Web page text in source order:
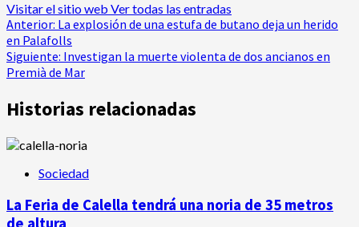
Visitar el sitio web Ver todas las entradas
Navegación
de
entradas
Anterior: La explosión de una estufa de butano deja un herido
en Palafolls
Siguiente: Investigan la muerte violenta de dos ancianos en
Premià de Mar
Historias relacionadas
Sociedad
La Feria de Calella tendrá una noria de 35 metros
de altura